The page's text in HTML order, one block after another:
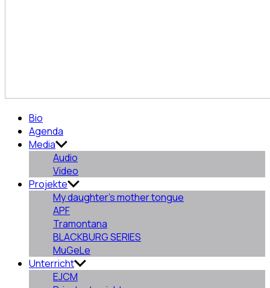
Pajón
Fernández
Bio
Agenda
Media
Audio
Video
Projekte
My daughter’s mother tongue
APF
Tramontana
BLACKBURG SERIES
MuGeLe
Unterricht
EJCM